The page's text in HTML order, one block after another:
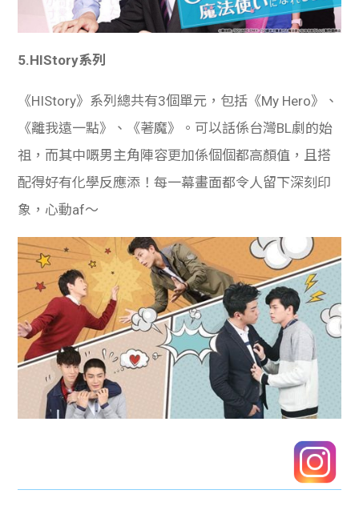
5.HIStory系列
《HIStory》系列總共有3個單元，包括《My Hero》、
《離我遠一點》、《著魔》。可以話係台灣BL劇的始
祖，而其中嘅男主角陣容更加係個個都高顏值，且搭
配得好有化學反應添！每一幕畫面都令人留下深刻印
象，心動af～